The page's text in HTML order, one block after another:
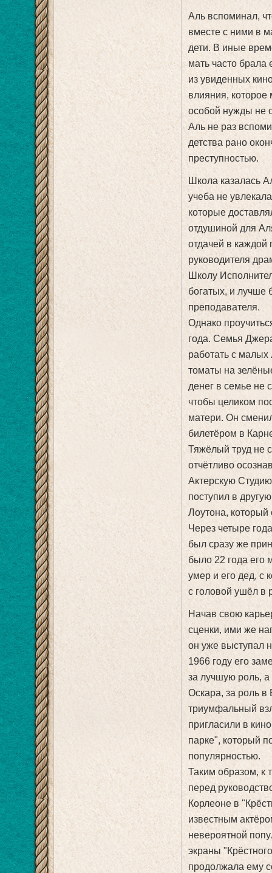
Аль вспоминал,
вместе с ними в
дети. В иные
мать часто брала
из увиденных
влияния, которое
особой нужды не
Аль не раз
детства рано
преступностью.
Школа казалась
учеба не
которые
отдушиной для
отдачей в каждой
руководителя
Школу
богатых, и лучше
преподавателя.
Однако
года. Семья
работать с
томаты на
денег в семье не
чтобы целиком
матери. Он
билетёром в
Тяжёлый труд не
отчётливо
Актерскую
поступил в
Лоутона, который
Через четыре
был сразу же
было 22 года его
умер и его дед, с
с головой ушёл в
Начав свою
сценки, ими же
он уже выступал
1966 году его
за лучшую роль,
Оскара, за роль в
триумфальный
пригласили в
парке", который
популярностью.
Таким образом, к
перед
Корлеоне в
известным
невероятной
экраны
продолжала ему